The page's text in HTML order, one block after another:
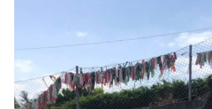
Faça-se assinante do Região de Cister e ajude-
Sendo assinante terá acesso a todos os
digitais.
Escolha o plano de assinatura